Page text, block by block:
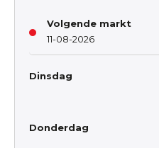
Volgende markt
11-08-2026
Dinsdag
Donderdag